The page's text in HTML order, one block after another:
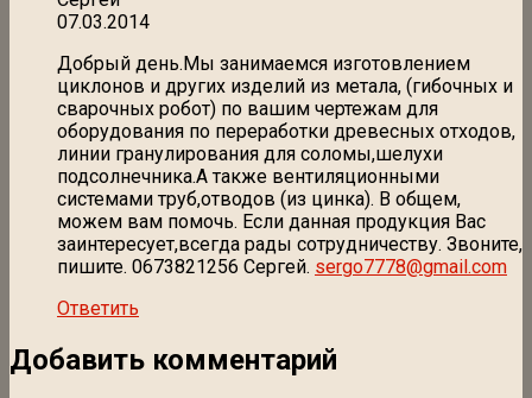
07.03.2014
Добрый день.Мы занимаемся изготовлением
циклонов и других изделий из метала, (гибочных и
сварочных робот) по вашим чертежам для
оборудования по переработки древесных отходов,
линии гранулирования для соломы,шелухи
подсолнечника.А также вентиляционными
системами труб,отводов (из цинка). В общем,
можем вам помочь. Если данная продукция Вас
заинтересует,всегда рады сотрудничеству. Звоните,
пишите. 0673821256 Сергей. sergo7778@gmail.com
Ответить
Добавить комментарий